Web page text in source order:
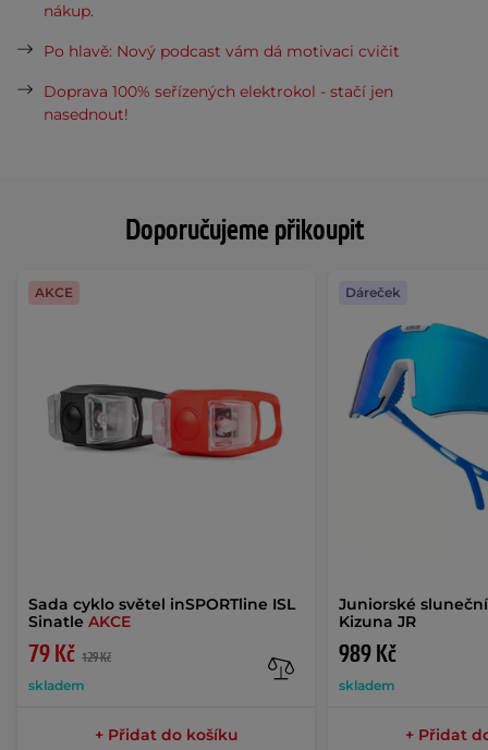
Doporučujeme přikoupit
Sada cyklo světel inSPORTline ISL
Sinatle AKCE
79 Kč 129 Kč
skladem
AKCE
+ Přidat do košíku
Juniorské
Kizuna JR
989 Kč
skladem
Dáreček
+ Přidat
nákup.
Po hlavě: Nový podcast vám dá motivaci cvičit
Doprava 100% seřízených elektrokol - stačí jen
nasednout!